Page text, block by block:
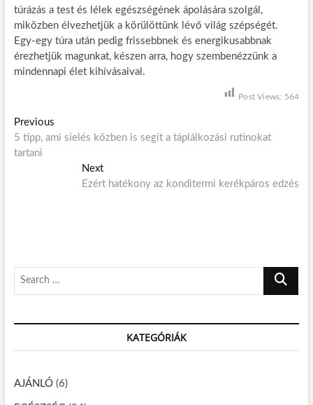
túrázás a test és lélek egészségének ápolására szolgál,
miközben élvezhetjük a körülöttünk lévő világ szépségét.
Egy-egy túra után pedig frissebbnek és energikusabbnak
érezhetjük magunkat, készen arra, hogy szembenézzünk a
mindennapi élet kihívásaival.
Post Views: 564
B
e
z
é
n
a
v
i
Previous
r
5 tipp, ami síelés közben is segít a táplálkozási rutinokat
tartani
Next
e
Ezért hatékony az konditermi kerékpáros edzés
h
KATEGÓRIÁK
AJÁNLÓ(6)